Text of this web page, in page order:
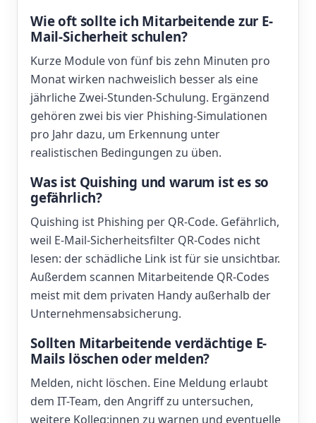
Wie oft sollte ich Mitarbeitende zur E-
Mail-Sicherheit schulen?
Kurze Module von fünf bis zehn Minuten pro
Monat wirken nachweislich besser als eine
jährliche Zwei-Stunden-Schulung. Ergänzend
gehören zwei bis vier Phishing-Simulationen
pro Jahr dazu, um Erkennung unter
realistischen Bedingungen zu üben.
Was ist Quishing und warum ist es so
gefährlich?
Quishing ist Phishing per QR-Code. Gefährlich,
weil E-Mail-Sicherheitsfilter QR-Codes nicht
lesen: der schädliche Link ist für sie unsichtbar.
Außerdem scannen Mitarbeitende QR-Codes
meist mit dem privaten Handy außerhalb der
Unternehmensabsicherung.
Sollten Mitarbeitende verdächtige E-
Mails löschen oder melden?
Melden, nicht löschen. Eine Meldung erlaubt
dem IT-Team, den Angriff zu untersuchen,
weitere Kolleg:innen zu warnen und eventuelle